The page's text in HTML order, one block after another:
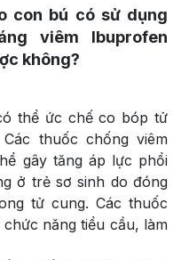
con bú có sử dụng
viêm Ibuprofen
không?
thể ức chế co bóp tử
thuốc chống viêm
gây tăng áp lực phổi
ở trẻ sơ sinh do đóng
tử cung. Các thuốc
năng tiểu cầu, làm